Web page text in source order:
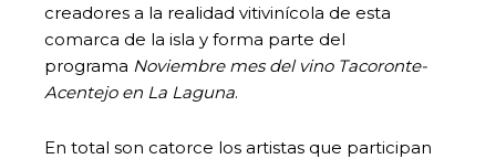
creadores a la realidad vitivinícola de esta
comarca de la isla y forma parte del
programa Noviembre mes del vino Tacoronte-
Acentejo en La Laguna.
En total son catorce los artistas que participan